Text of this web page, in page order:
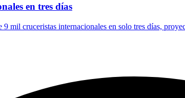
en tres días
mil cruceristas internacionales en solo tres días,